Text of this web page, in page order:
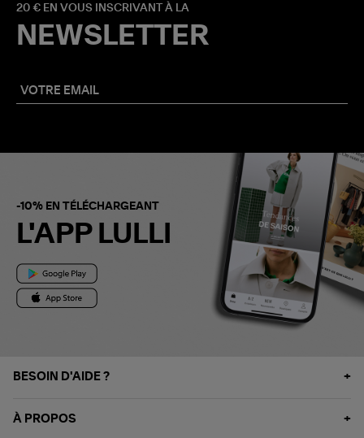
20 € EN VOUS INSCRIVANT À LA
NEWSLETTER
-10% EN TÉLÉCHARGEANT
L'APP LULLI
BESOIN D'AIDE ?
À PROPOS